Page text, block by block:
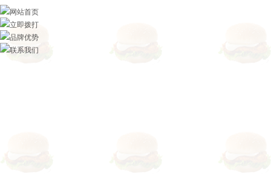
网站首页
立即拨打
品牌优势
联系我们